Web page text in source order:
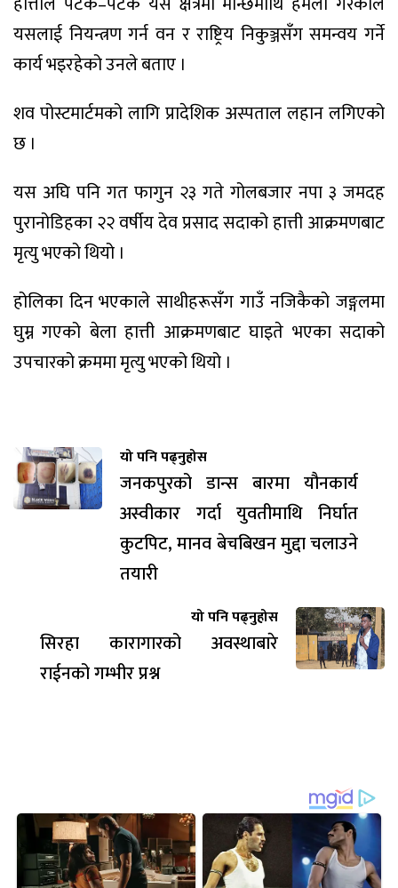
यसलाई नियन्त्रण गर्न वन र राष्ट्रिय निकुञ्जसँग समन्वय गर्ने
कार्य भइरहेको उनले बताए ।
शव पोस्टमार्टमको लागि प्रादेशिक अस्पताल लहान लगिएको
छ ।
यस अघि पनि गत फागुन २३ गते गोलबजार नपा ३ जमदह
पुरानोडिहका २२ वर्षीय देव प्रसाद सदाको हात्ती आक्रमणबाट
मृत्यु भएको थियो ।
होलिका दिन भएकाले साथीहरूसँग गाउँ नजिकैको जङ्गलमा
घुम्न गएको बेला हात्ती आक्रमणबाट घाइते भएका सदाको
उपचारको क्रममा मृत्यु भएको थियो ।
यो पनि पढ्नुहोस
जनकपुरको डान्स बारमा यौनकार्य
अस्वीकार गर्दा युवतीमाथि निर्घात
कुटपिट, मानव बेचबिखन मुद्दा चलाउने
तयारी
यो पनि पढ्नुहोस
सिरहा कारागारको अवस्थाबारे
राईनको गम्भीर प्रश्न